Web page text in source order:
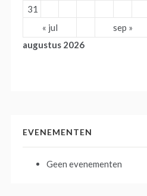
augustus 2026
31
« jul
sep »
EVENEMENTEN
Geen evenementen